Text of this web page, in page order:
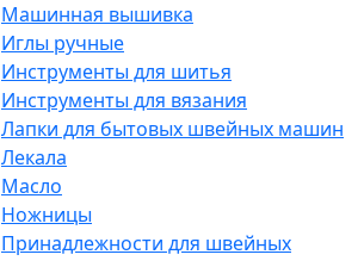
Машинная вышивка
Иглы ручные
Инструменты для шитья
Инструменты для вязания
Лапки для бытовых швейных машин
Лекала
Масло
Ножницы
Принадлежности для швейных